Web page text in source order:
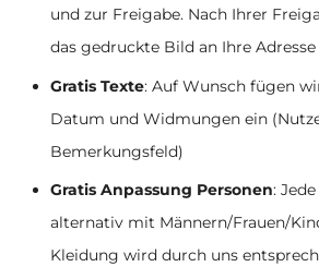
und zur Freigabe. Nach Ihrer
das gedruckte Bild an Ihre Adresse
Gratis Texte: Auf Wunsch fügen
Datum und Widmungen ein
Bemerkungsfeld)
Gratis Anpassung Personen:
alternativ mit Männern/Frauen/
Kleidung wird durch uns